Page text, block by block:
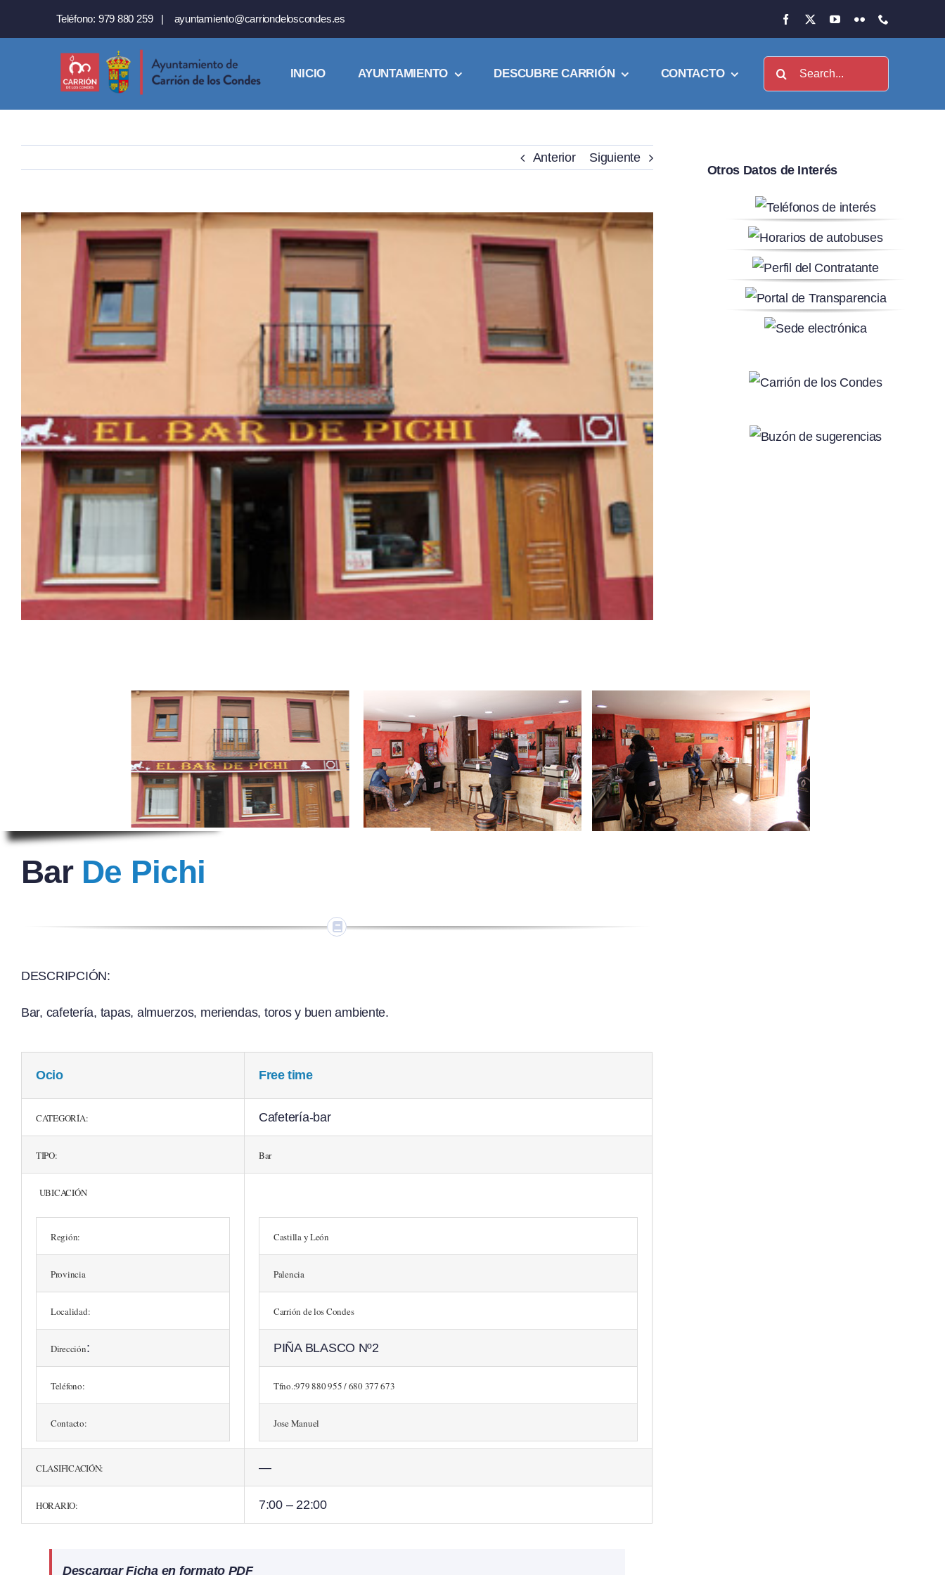
Teléfono: 979 880 259 | ayuntamiento@carriondeloscondes.es
INICIO AYUNTAMIENTO DESCUBRE CARRIÓN CONTACTO Buscar:
Anterior Siguiente
Ver
BarDe Pichi
DESCRIPCIÓN:
Bar, cafetería, tapas, almuerzos, meriendas, toros y buen ambiente.
Ocio Free time
CATEGORÍA: Cafetería-bar
TIPO: Bar
UBICACIÓN
Región:
Provincia
Localidad:
Dirección:
Teléfono:
Contacto:
Castilla y León
Palencia
Carrión de los Condes
PIÑA BLASCO Nº2
Tfno.:979 880 955 / 680 377 673
Jose Manuel
CLASIFICACIÓN: —
HORARIO: 7:00 – 22:00
Descargar Ficha en formato PDF
Otros Datos de Interés